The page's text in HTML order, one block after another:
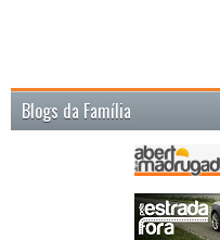
Blogs da Família